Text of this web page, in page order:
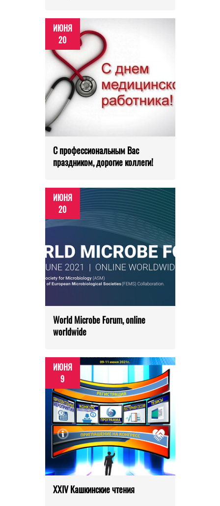
ИЮНЯ
20
С профессиональным Вас
праздником, дорогие коллеги!
ИЮНЯ
20
World Microbe Forum, online
worldwide
ИЮНЯ
9
XXIV Кашкинские чтения